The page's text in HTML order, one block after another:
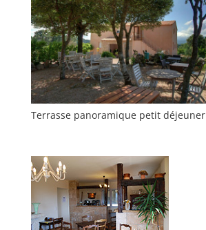
Terrasse panoramique petit déjeuner